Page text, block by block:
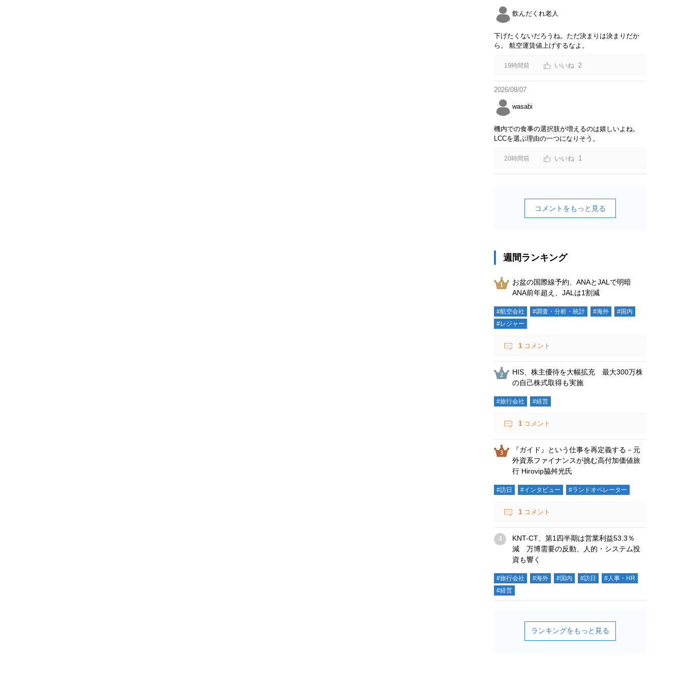
飲んだくれ老人
下げたくないだろうね。ただ決まりは決まりだか
ら。 航空運賃値上げするなよ。
19時間前 2
2026/08/07
wasabi
機内での食事の選択肢が増えるのは嬉しいよね。
LCCを選ぶ理由の一つになりそう。
20時間前 1
コメントをもっと見る
週間ランキング
お盆の国際線予約、ANAとJALで明暗
ANA前年超え、JALは1割減
#航空会社 #調査・分析・統計 #海外
#国内
#レジャー
1 コメント
HIS、株主優待を大幅拡充 最大300万株
の自己株式取得も実施
#旅行会社 #経営
1 コメント
『ガイド』という仕事を再定義する－元
外資系ファイナンスが挑む高付加価値旅
行 Hirovip脇舛光氏
#訪日 #インタビュー #ランドオペレーター
1 コメント
KNT-CT、第1四半期は営業利益53.3％
減 万博需要の反動、人的・システム投
資も響く
#旅行会社 #海外 #国内 #訪日
#人事・HR
#経営